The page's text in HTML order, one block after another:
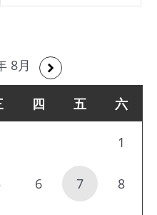
8月
四 五 六
1
6 7 8